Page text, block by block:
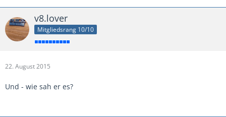
v8.lover
Mitgliedsrang 10/10
22. August 2015
Und - wie sah er es?